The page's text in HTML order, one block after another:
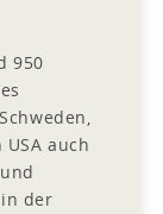
950
auch
der